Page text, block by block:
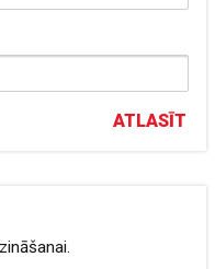
ATLASĪT